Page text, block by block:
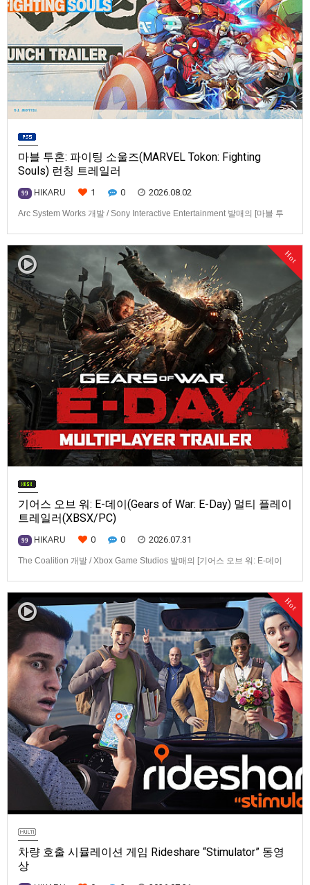
마블 투혼: 파이팅 소울즈(MARVEL Tokon: Fighting
Souls) 런칭 트레일러
99 HIKARU 1 0 2026.08.02
Arc System Works 개발 / Sony Interactive Entertainment 발매의 [마블 투
로 예정.
Hot
기어스 오브 워: E-데이(Gears of War: E-Day) 멀티 플레이
트레일러(XBSX/PC)
99 HIKARU 0 0 2026.07.31
The Coalition 개발 / Xbox Game Studios 발매의 [기어스 오브 워: E-데이
Hot
차량 호출 시뮬레이션 게임 Rideshare “Stimulator” 동영
상